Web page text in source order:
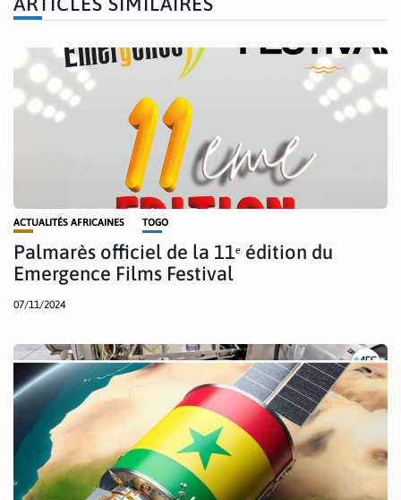
ACTUALITÉS AFRICAINES TOGO
Palmarès officiel de la 11ᵉ édition du
Emergence Films Festival
07/11/2024